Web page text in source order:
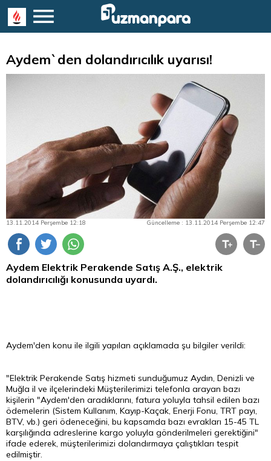
Aydem`den dolandırıcılık uyarısı!
13.11.2014 Perşembe 12:18 Güncelleme : 13.11.2014 Perşembe 12:47
Aydem Elektrik Perakende Satış A.Ş., elektrik
dolandırıcılığı konusunda uyardı.
Aydem'den konu ile ilgili yapılan açıklamada şu bilgiler verildi:
"Elektrik Perakende Satış hizmeti sunduğumuz Aydın, Denizli ve
Muğla il ve ilçelerindeki Müşterilerimizi telefonla arayan bazı
kişilerin "Aydem'den aradıklarını, fatura yoluyla tahsil edilen bazı
ödemelerin (Sistem Kullanım, Kayıp-Kaçak, Enerji Fonu, TRT payı,
BTV, vb.) geri ödeneceğini, bu kapsamda bazı evrakları 15-45 TL
karşılığında adreslerine kargo yoluyla gönderilmeleri gerektiğini"
ifade ederek, müşterilerimizi dolandırmaya çalıştıkları tespit
edilmiştir.